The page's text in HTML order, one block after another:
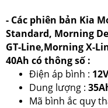
- Các phiên bản Kia
Standard, Morning
GT-Line,Morning X-
40Ah có thông số :
Điện áp bình : 12V
Dung lượng : 3
Mã bình ắc quy